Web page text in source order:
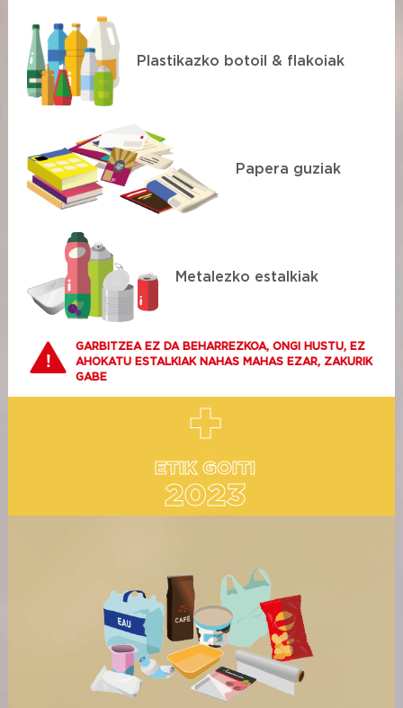
Plastikazko botoil & flakoiak
Papera guziak
Metalezko estalkiak
GARBITZEA EZ DA BEHARREZKOA, ONGI HUSTU, EZ
AHOKATU ESTALKIAK NAHAS MAHAS EZAR, ZAKURIK
GABE
ETIK GOITI
2023